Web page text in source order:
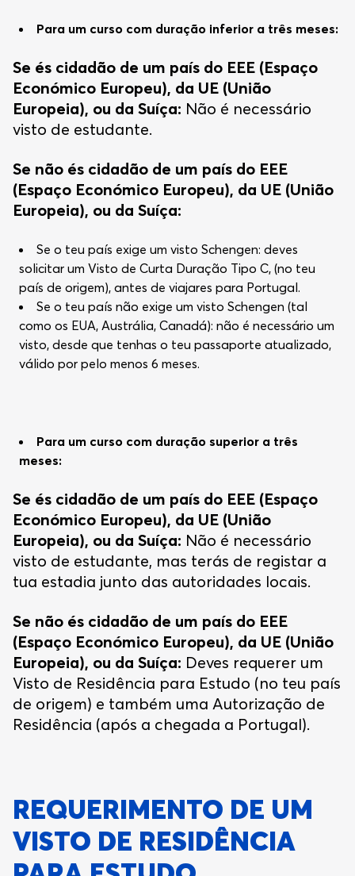
Para um curso com duração inferior a três meses:
Se és cidadão de um país do EEE (Espaço
Económico Europeu), da UE (União
Europeia), ou da Suíça: Não é necessário
visto de estudante.
Se não és cidadão de um país do EEE
(Espaço Económico Europeu), da UE (União
Europeia), ou da Suíça:
Se o teu país exige um visto Schengen: deves
solicitar um Visto de Curta Duração Tipo C, (no teu
país de origem), antes de viajares para Portugal.
Se o teu país não exige um visto Schengen (tal
como os EUA, Austrália, Canadá): não é necessário um
visto, desde que tenhas o teu passaporte atualizado,
válido por pelo menos 6 meses.
Para um curso com duração superior a três
meses:
Se és cidadão de um país do EEE (Espaço
Económico Europeu), da UE (União
Europeia), ou da Suíça: Não é necessário
visto de estudante, mas terás de registar a
tua estadia junto das autoridades locais.
Se não és cidadão de um país do EEE
(Espaço Económico Europeu), da UE (União
Europeia), ou da Suíça: Deves requerer um
Visto de Residência para Estudo (no teu país
de origem) e também uma Autorização de
Residência (após a chegada a Portugal).
REQUERIMENTO DE UM
VISTO DE RESIDÊNCIA